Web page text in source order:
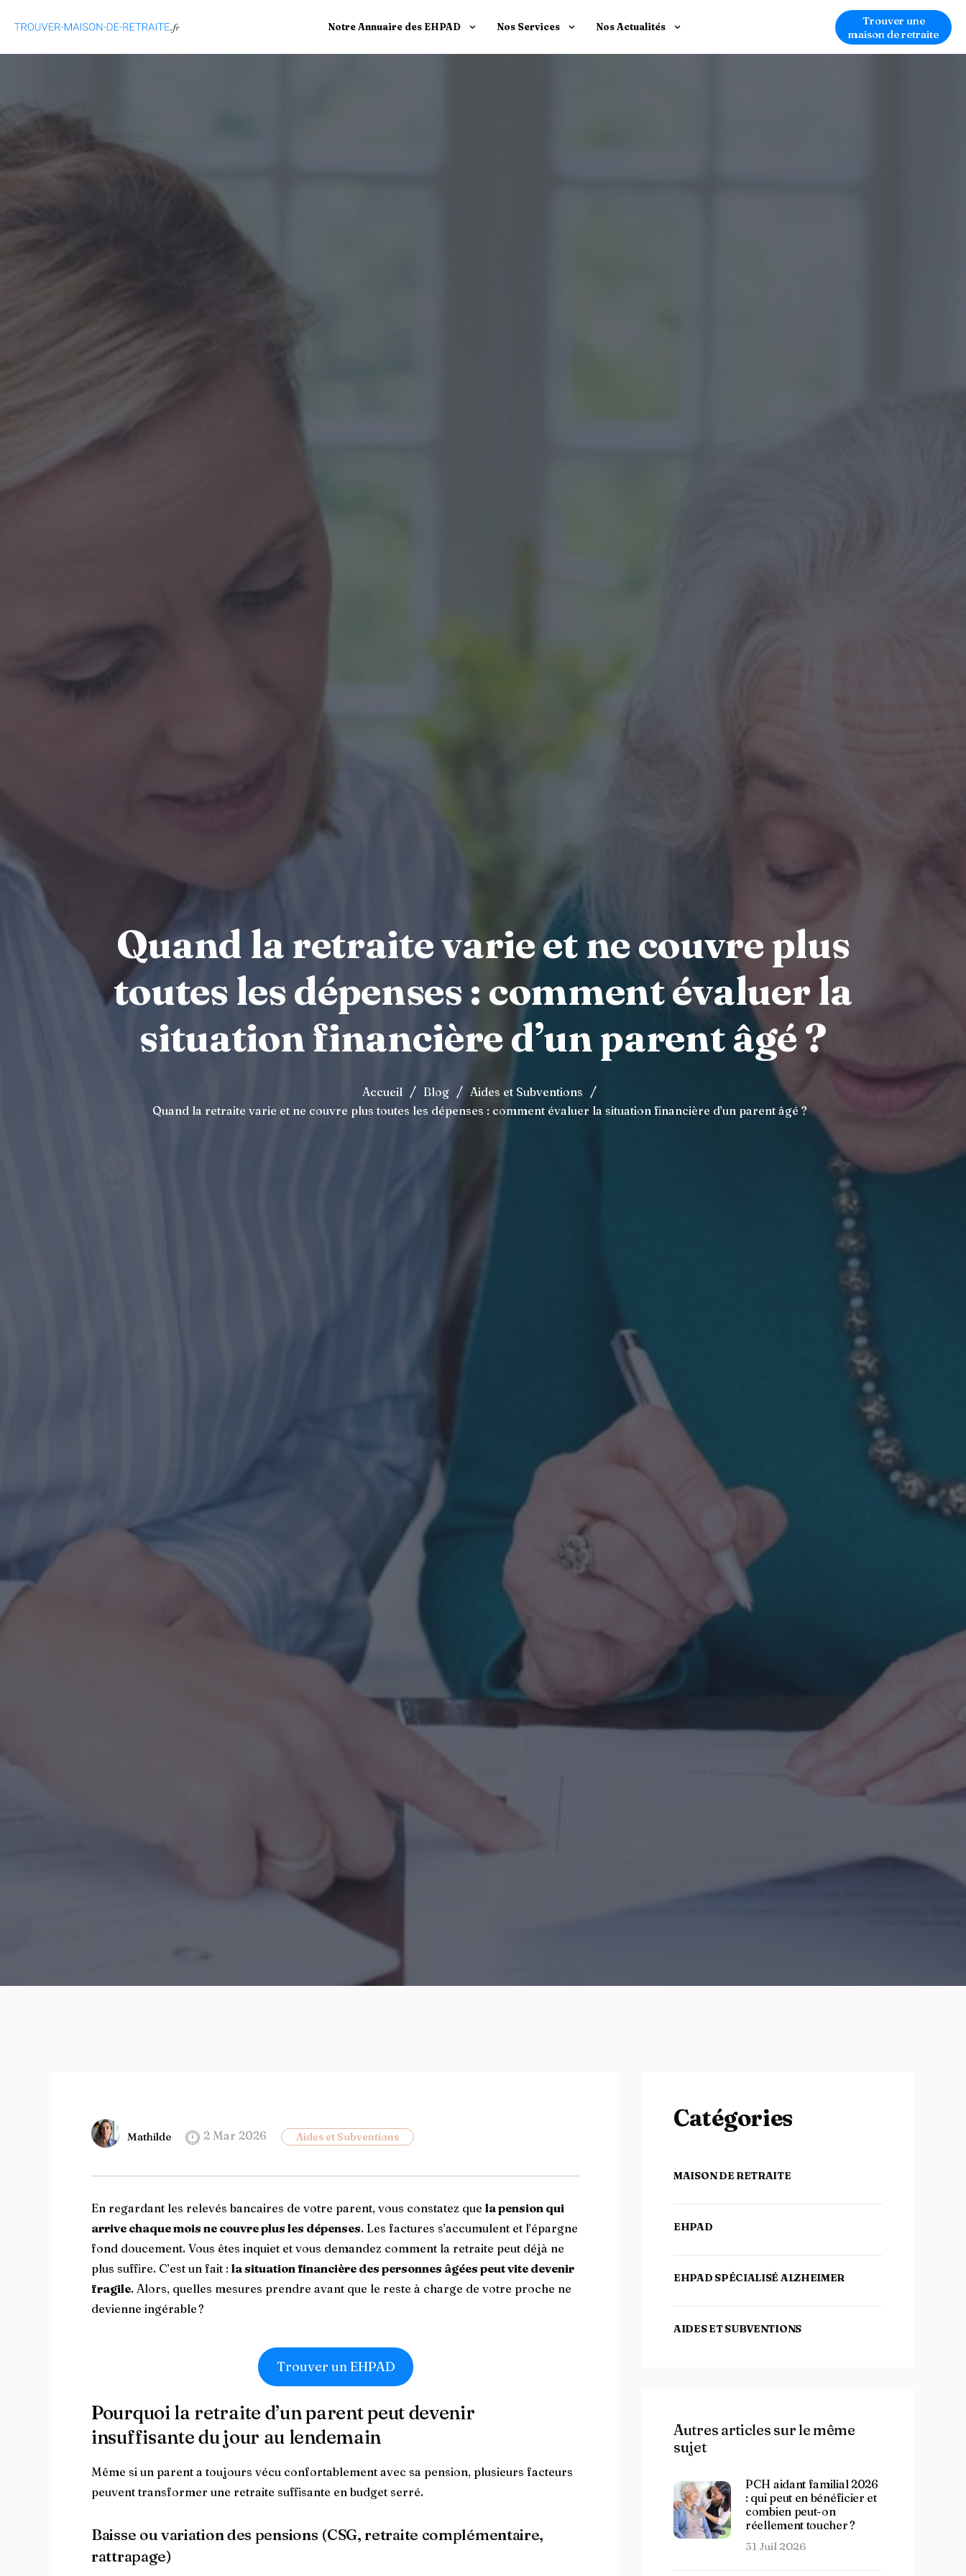
Notre Annuaire des EHPAD Nos Services Nos Actualités
Trouver une
maison de retraite
Quand la retraite varie et ne couvre plus
toutes les dépenses : comment évaluer la
situation financière d’un parent âgé ?
Accueil / Blog / Aides et Subventions /
Quand la retraite varie et ne couvre plus toutes les dépenses : comment évaluer la situation financière d’un parent âgé ?
Mathilde 2 Mar 2026 Aides et Subventions
En regardant les relevés bancaires de votre parent, vous constatez que la pension qui
arrive chaque mois ne couvre plus les dépenses. Les factures s’accumulent et l’épargne
fond doucement. Vous êtes inquiet et vous demandez comment la retraite peut déjà ne
plus suffire. C’est un fait : la situation financière des personnes âgées peut vite devenir
fragile. Alors, quelles mesures prendre avant que le reste à charge de votre proche ne
devienne ingérable ?
Trouver un EHPAD
Pourquoi la retraite d’un parent peut devenir
insuffisante du jour au lendemain
Même si un parent a toujours vécu confortablement avec sa pension, plusieurs facteurs
peuvent transformer une retraite suffisante en budget serré.
Baisse ou variation des pensions (CSG, retraite complémentaire,
rattrapage)
Catégories
MAISON DE RETRAITE
EHPAD
EHPAD SPÉCIALISÉ ALZHEIMER
AIDES ET SUBVENTIONS
Autres articles sur le même
sujet
PCH aidant familial 2026
: qui peut en bénéficier et
combien peut-on
réellement toucher ?
31 Juil 2026